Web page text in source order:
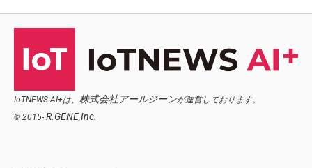
IoTNEWS AI+は、 株式会社アールジーンが運営しております。
© 2015- R.GENE,Inc.